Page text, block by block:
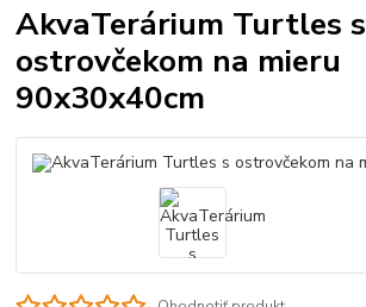
AkvaTerárium Turtles s
ostrovčekom na mieru
90x30x40cm